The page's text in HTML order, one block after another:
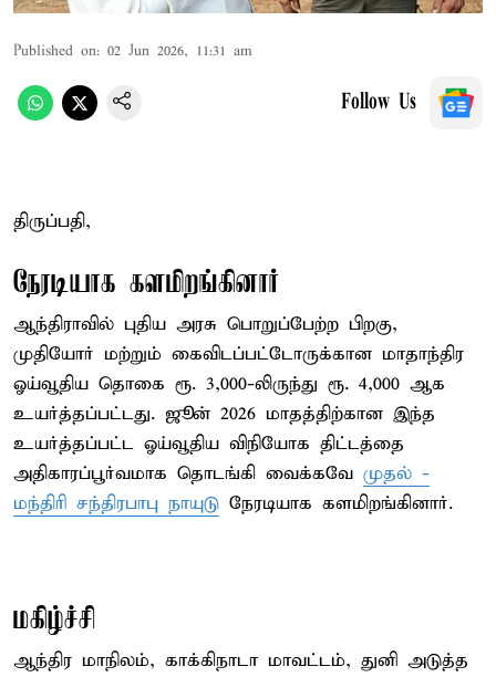
Published on: 02 Jun 2026, 11:31 am
Follow Us
திருப்பதி,
நேரடியாக களமிறங்கினார்
ஆந்திராவில் புதிய அரசு பொறுப்பேற்ற பிறகு,
முதியோர் மற்றும் கைவிடப்பட்டோருக்கான மாதாந்திர
ஓய்வூதிய தொகை ரூ. 3,000-லிருந்து ரூ. 4,000 ஆக
உயர்த்தப்பட்டது. ஜூன் 2026 மாதத்திற்கான இந்த
உயர்த்தப்பட்ட ஓய்வூதிய விநியோக திட்டத்தை
அதிகாரப்பூர்வமாக தொடங்கி வைக்கவே முதல் -
மந்திரி சந்திரபாபு நாயுடு நேரடியாக களமிறங்கினார்.
மகிழ்ச்சி
ஆந்திர மாநிலம், காக்கிநாடா மாவட்டம், துனி அடுத்த